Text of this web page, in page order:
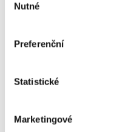
souhlasu
Nutné
Preferenční
Statistické
Marketingové